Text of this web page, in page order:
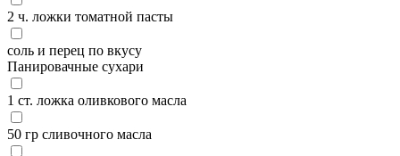
2 ч. ложки томатной пасты
соль и перец по вкусу
Панировачные сухари
1 ст. ложка оливкового масла
50 гр сливочного масла